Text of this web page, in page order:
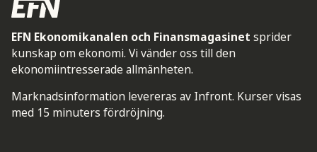
EFN Ekonomikanalen och Finansmagasinet sprider
kunskap om ekonomi. Vi vänder oss till den
ekonomiintresserade allmänheten.
Marknadsinformation levereras av Infront. Kurser visas
med 15 minuters fördröjning.